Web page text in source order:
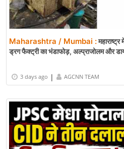
Maharashtra / Mumbai :
ड्रग फैक्ट्री का भंडाफोड़, अल्प्राजोलम और
3 days ago | AGCNN TEAM